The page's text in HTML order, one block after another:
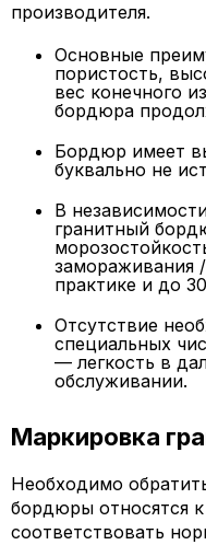
производителя.
Основные
пористость,
вес конечного
бордюра
Бордюр имеет
буквально не
В
гранитный
замораживания
практике и до
Отсутствие
специальных
— легкость в
обслуживании.
Маркировка
Необходимо
бордюры относятся
соответствовать